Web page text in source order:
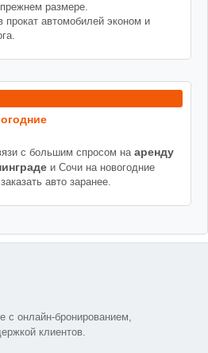
размере.
прокат автомобилей эконом и
с большим спросом на аренду
и Сочи на новогодние
авто заранее.
с онлайн-бронированием,
клиентов.